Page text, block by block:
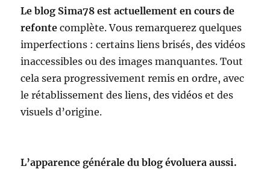
Le blog Sima78 est actuellement en cours de
refonte complète. Vous remarquerez quelques
imperfections : certains liens brisés, des vidéos
inaccessibles ou des images manquantes. Tout
cela sera progressivement remis en ordre, avec
le rétablissement des liens, des vidéos et des
visuels d’origine.
L’apparence générale du blog évoluera aussi.